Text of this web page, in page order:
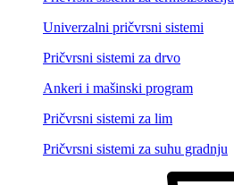
Univerzalni pričvrsni sistemi
Pričvrsni sistemi za drvo
Ankeri i mašinski program
Pričvrsni sistemi za lim
Pričvrsni sistemi za suhu gradnju